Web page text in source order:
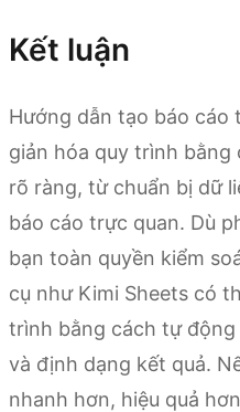
Kết luận
Hướng dẫn tạo báo cáo
giản hóa quy trình
rõ ràng, từ chuẩn bị dữ
báo cáo trực quan. Dù
bạn toàn quyền kiểm
cụ như Kimi Sheets có
trình bằng cách tự
và định dạng kết quả.
nhanh hơn, hiệu quả